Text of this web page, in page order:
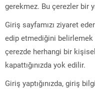
gerekmez. Bu çerezler bir
Giriş sayfamızı ziyaret
edip etmediğini belirlemek
çerezde herhangi bir kişisel
kapattığınızda yok edilir.
Giriş yaptığınızda, giriş